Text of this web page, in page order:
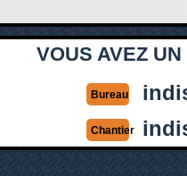
VOUS AVEZ
Bureau
Chantier